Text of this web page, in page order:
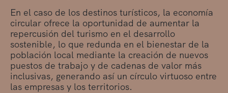
En el caso de los destinos turísticos, la economía
circular ofrece la oportunidad de aumentar la
repercusión del turismo en el desarrollo
sostenible, lo que redunda en el bienestar de la
población local mediante la creación de nuevos
puestos de trabajo y de cadenas de valor más
inclusivas, generando así un círculo virtuoso entre
las empresas y los territorios.